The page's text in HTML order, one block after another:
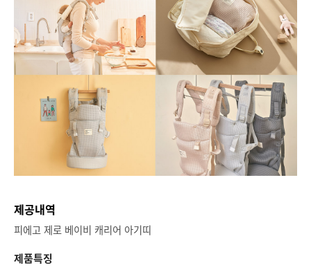
제공내역
피에고 제로 베이비 캐리어 아기띠
제품특징